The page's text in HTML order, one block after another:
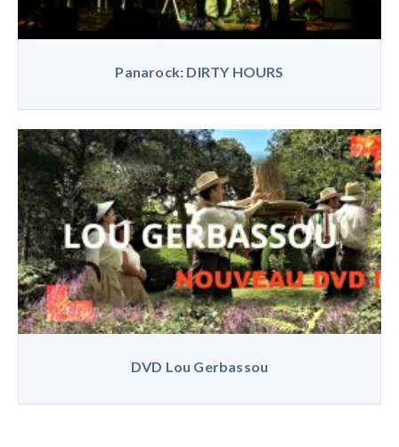
Panarock: DIRTY HOURS
DVD Lou Gerbassou